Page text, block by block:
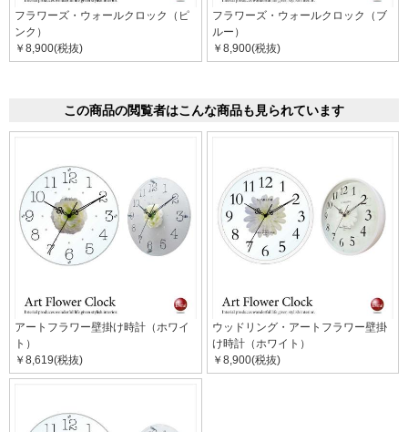
フラワーズ・ウォールクロック（ピ
ンク）
￥8,900(税抜)
フラワーズ・ウォールクロック（ブ
ルー）
￥8,900(税抜)
この商品の閲覧者はこんな商品も見られています
アートフラワー壁掛け時計（ホワイ
ト）
￥8,619(税抜)
ウッドリング・アートフラワー壁掛
け時計（ホワイト）
￥8,900(税抜)